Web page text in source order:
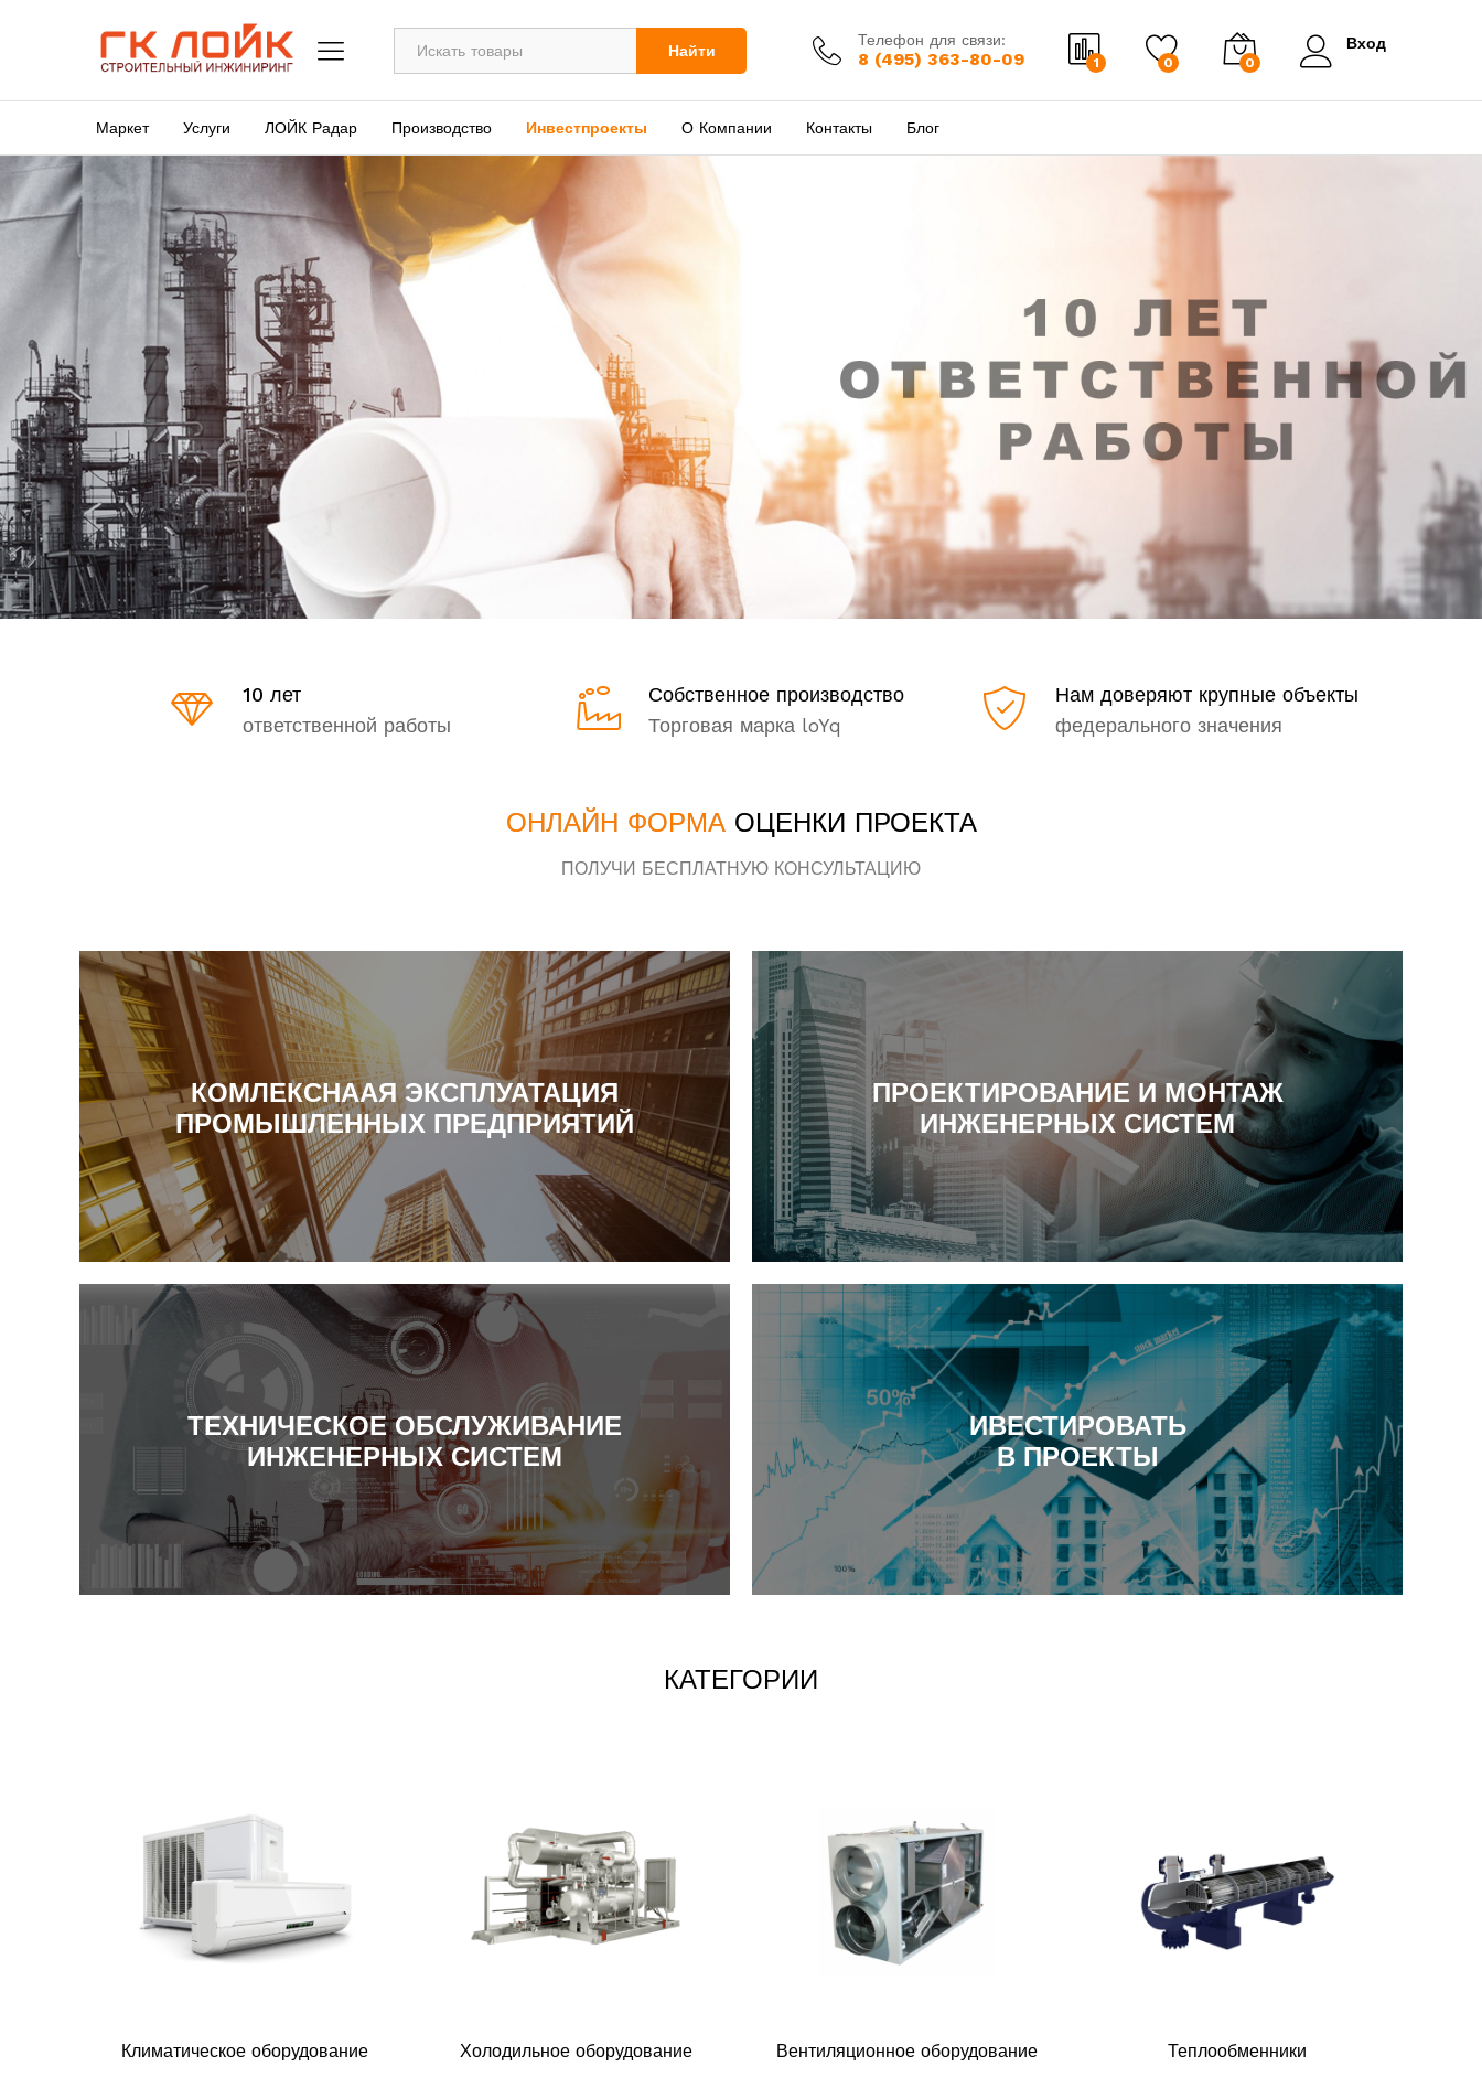
Все Найти
Телефон для связи:
8 (495) 363-80-09 1 0 0
Вход
Маркет Услуги ЛОЙК Радар Производство Инвестпроекты О Компании Контакты Блог
10 лет
ответственной работы
Собственное производство
Торговая марка loYq
Нам доверяют крупные объекты
федерального значения
ОНЛАЙН ФОРМАОЦЕНКИ ПРОЕКТА
ПОЛУЧИ БЕСПЛАТНУЮ КОНСУЛЬТАЦИЮ
КОМЛЕКСНААЯ ЭКСПЛУАТАЦИЯ
ПРОМЫШЛЕННЫХ ПРЕДПРИЯТИЙ
ПРОЕКТИРОВАНИЕ И МОНТАЖ
ИНЖЕНЕРНЫХ СИСТЕМ
ТЕХНИЧЕСКОЕ ОБСЛУЖИВАНИЕ
ИНЖЕНЕРНЫХ СИСТЕМ
ИВЕСТИРОВАТЬ
В ПРОЕКТЫ
КАТЕГОРИИ
Климатическое оборудование Холодильное оборудование Вентиляционное оборудование Теплообменники